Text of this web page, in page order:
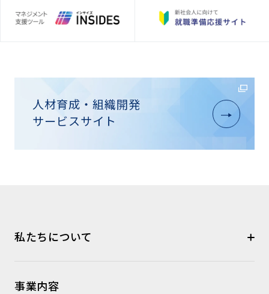
人材育成・組織開発
サービスサイト
私たちについて
事業内容